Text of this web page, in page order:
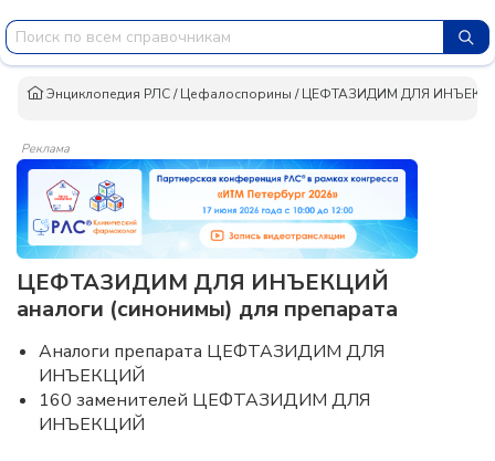
Энциклопедия РЛС/Цефалоспорины /ЦЕФТАЗИДИМ ДЛЯ
Реклама
ЦЕФТАЗИДИМ ДЛЯ ИНЪЕКЦИЙ
аналоги (синонимы) для препарата
Аналоги препарата ЦЕФТАЗИДИМ ДЛЯ
ИНЪЕКЦИЙ
160 заменителей ЦЕФТАЗИДИМ ДЛЯ
ИНЪЕКЦИЙ